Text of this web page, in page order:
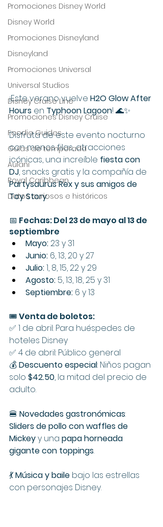
Promociones Disney World
Disney World
Promociones Disneyland
Disneyland
Promociones Universal
Universal Studios
Disney Cruise Line
Promociones Disney Cruise
Foodie Guides
Guías de temporada
Aulani
Royal Caribbean
Datos curiosos e históricos
¡Este verano vuelve H2O Glow After
Hours en Typhoon Lagoon! 🌊✨
Disfruta de este evento nocturno
con menos filas, atracciones
icónicas, una increíble fiesta con
DJ, snacks gratis y la compañía de
Partysaurus Rex y sus amigos de
Toy Story.
📅 Fechas: Del 23 de mayo al 13 de
septiembre
Mayo: 23 y 31
Junio: 6, 13, 20 y 27
Julio: 1, 8, 15, 22 y 29
Agosto: 5, 13, 18, 25 y 31
Septiembre: 6 y 13
🎟️ Venta de boletos:
✅ 1 de abril: Para huéspedes de
hoteles Disney
✅ 4 de abril: Público general
💰 Descuento especial: Niños pagan
solo $42.50, la mitad del precio de
adulto.
🍔 Novedades gastronómicas:
Sliders de pollo con waffles de
Mickey y una papa horneada
gigante con toppings.
💃 Música y baile bajo las estrellas
con personajes Disney.